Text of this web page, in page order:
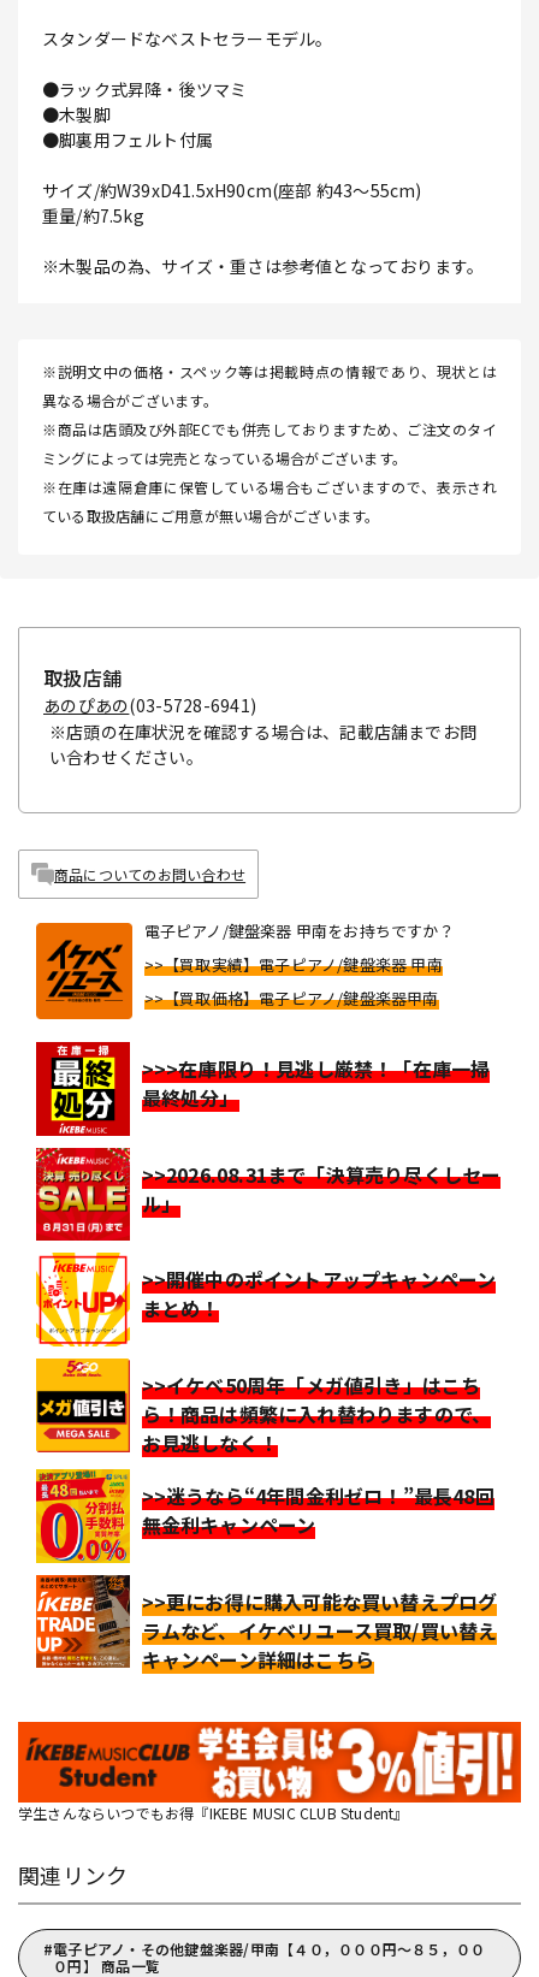
スタンダードなベストセラーモデル。
●ラック式昇降・後ツマミ
●木製脚
●脚裏用フェルト付属
サイズ/約W39xD41.5xH90cm(座部 約43～55cm)
重量/約7.5kg
※木製品の為、サイズ・重さは参考値となっております。
※説明文中の価格・スペック等は掲載時点の情報であり、現状とは
異なる場合がございます。
※商品は店頭及び外部ECでも併売しておりますため、ご注文のタイ
ミングによっては完売となっている場合がございます。
※在庫は遠隔倉庫に保管している場合もございますので、表示され
ている取扱店舗にご用意が無い場合がございます。
取扱店舗
あのぴあの(03-5728-6941)
※店頭の在庫状況を確認する場合は、記載店舗までお問
い合わせください。
商品についてのお問い合わせ
電子ピアノ/鍵盤楽器 甲南をお持ちですか？
>>【買取実績】電子ピアノ/鍵盤楽器 甲南
>>【買取価格】電子ピアノ/鍵盤楽器甲南
>>>在庫限り！見逃し厳禁！「在庫一掃
最終処分」
>>2026.08.31まで「決算売り尽くしセー
ル」
>>開催中のポイントアップキャンペーン
まとめ！
>>イケベ50周年「メガ値引き」はこち
ら！商品は頻繁に入れ替わりますので、
お見逃しなく！
>>迷うなら“4年間金利ゼロ！”最長48回
無金利キャンペーン
>>更にお得に購入可能な買い替えプログ
ラムなど、イケベリユース買取/買い替え
キャンペーン詳細はこちら
学生さんならいつでもお得『IKEBE MUSIC CLUB Student』
関連リンク
電子ピアノ・その他鍵盤楽器/甲南【４０，０００円～８５，００
０円】 商品一覧